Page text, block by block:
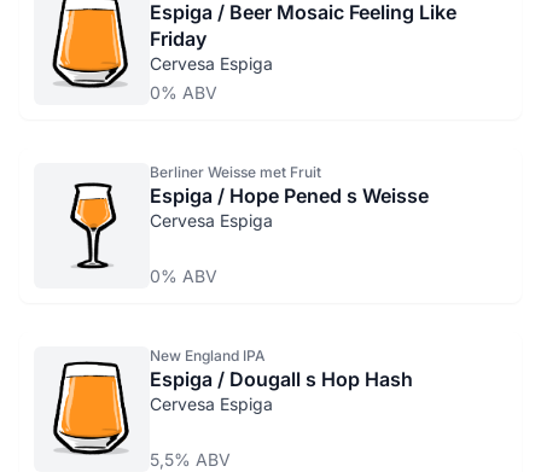
Espiga / Beer Mosaic Feeling Like
Friday
Cervesa Espiga
0% ABV
Berliner Weisse met Fruit
Espiga / Hope Pened s Weisse
Cervesa Espiga
0% ABV
New England IPA
Espiga / Dougall s Hop Hash
Cervesa Espiga
5,5% ABV